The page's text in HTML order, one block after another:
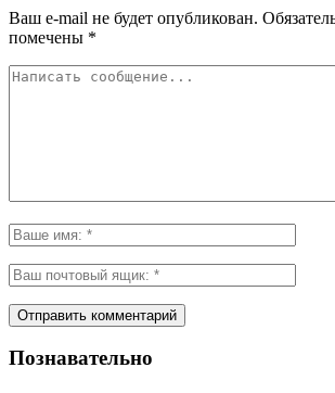
Ваш e-mail не будет опубликован.
помечены *
Познавательно